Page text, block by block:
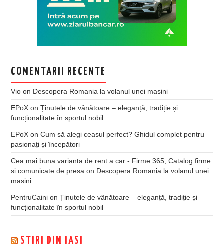
COMENTARII RECENTE
Vio on Descopera Romania la volanul unei masini
EPoX onȚinutele de vânătoare – eleganță, tradiție și
funcționalitate în sportul nobil
EPoX onCum să alegi ceasul perfect? Ghidul complet pentru
pasionați și începători
Cea mai buna varianta de rent a car - Firme 365, Catalog firme
si comunicate de presa on Descopera Romania la volanul unei
masini
PentruCaini onȚinutele de vânătoare – eleganță, tradiție și
funcționalitate în sportul nobil
STIRI DIN IASI